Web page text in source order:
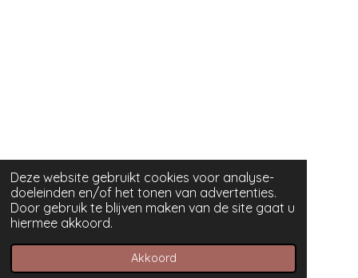
Deze website gebruikt cookies voor analyse-
doeleinden en/of het tonen van advertenties.
Door gebruik te blijven maken van de site gaat u
hiermee akkoord.
Akkoord